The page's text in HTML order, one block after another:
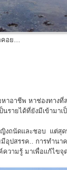
อย…
อาชีพ หาช่องทางที่
รายได้ที่ยังมีเข้ามาเ
ญิงถนัดและชอบ แต่สุ
อุปสรรค.. การทำนา
วามรู้ มาเพื่อแก้ไขจุ